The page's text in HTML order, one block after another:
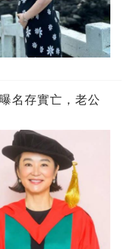
名存實亡，老公